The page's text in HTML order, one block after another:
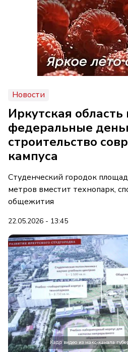
Новости
Иркутская область
федеральные
строительство
кампуса
Студенческий городок
метров вместит технопарк,
общежития
22.05.2026 - 13:45
Кадр видео из макс-канала